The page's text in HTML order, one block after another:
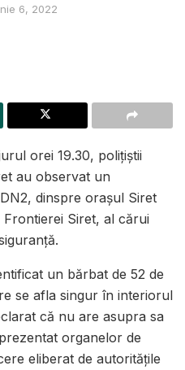
6, 2022
orei 19.30, polițiștii
au observat un
dinspre orașul Siret
Siret, al cărui
un bărbat de 52 de
se afla singur în interiorul
că nu are asupra sa
organelor de
eliberat de autoritățile